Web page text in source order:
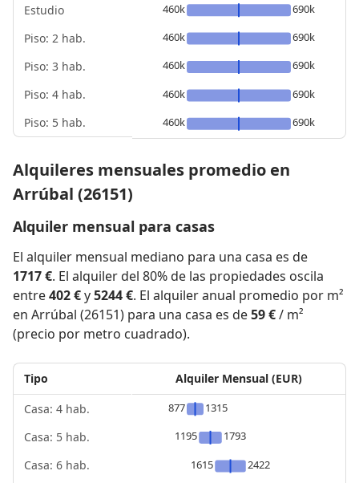
Estudio
Piso: 2 hab.
Piso: 3 hab.
Piso: 4 hab.
Piso: 5 hab.
460k
690k
460k
690k
460k
690k
460k
690k
460k
690k
Alquileres mensuales promedio en
Arrúbal (26151)
Alquiler mensual para casas
El alquiler mensual mediano para una casa es de
1717 €. El alquiler del 80% de las propiedades oscila
entre402 €y5244 €. El alquiler anual promedio por m²
en Arrúbal (26151) para una casa es de59 €/ m²
(precio por metro cuadrado).
Tipo
Casa: 4 hab.
Casa: 5 hab.
Casa: 6 hab.
Alquiler Mensual (EUR)
877
1315
1195
1793
1615
2422